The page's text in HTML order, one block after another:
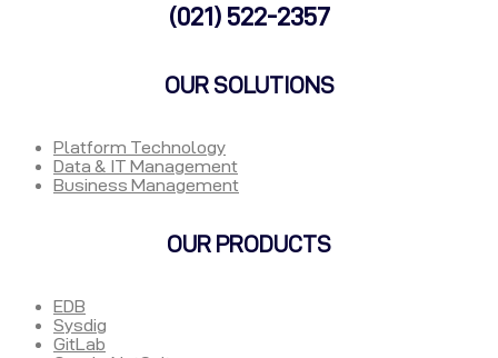
(021) 522-2357
OUR SOLUTIONS
Platform Technology
Data & IT Management
Business Management
OUR PRODUCTS
EDB
Sysdig
GitLab